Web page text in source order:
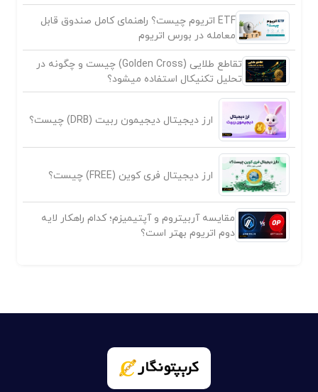
ETF اتریوم چیست؟ راهنمای کامل صندوق قابل
معامله در بورس اتریوم
تقاطع طلایی (Golden Cross) چیست و چگونه در
تحلیل تکنیکال استفاده میشود؟
ارز دیجیتال دیجیمون ربیت (DRB) چیست؟
ارز دیجیتال فری کوین (FREE) چیست؟
مقایسه آربیتروم و آپتیمیزم؛ کدام راهکار لایه
دوم اتریوم بهتر است؟